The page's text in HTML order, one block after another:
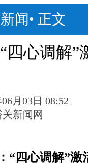
闻• 正文
四心调解”
月03日 08:52
新闻网
“四心调解”激